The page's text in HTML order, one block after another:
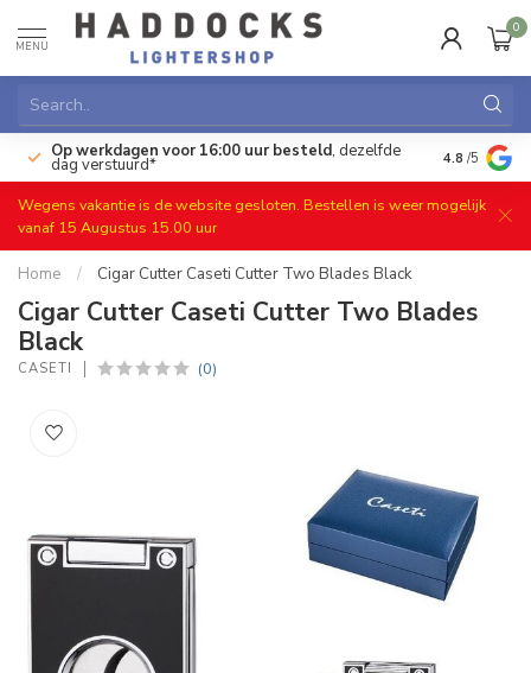
MENU
0
Op werkdagen voor 16:00 uur besteld, dezelfde
dag verstuurd* Gratis
4.8 /5
Wegens vakantie is de website gesloten. Bestellen is weer mogelijk
vanaf 15 Augustus 15.00 uur
Home / Cigar Cutter Caseti Cutter Two Blades Black
Cigar Cutter Caseti Cutter Two Blades
Black
CASETI (0)